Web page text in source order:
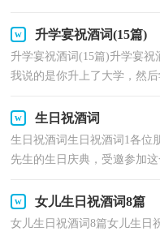
升学宴祝酒词(15篇)
升学宴祝酒词(15篇)升学宴祝
我说的是你升上了大学，然
生日祝酒词
生日祝酒词生日祝酒词1各位
先生的生日庆典，受邀参加
女儿生日祝酒词8篇
女儿生日祝酒词8篇女儿生日